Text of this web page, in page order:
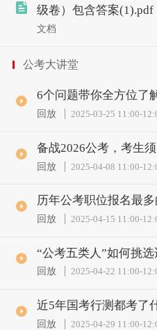
级卷）包含答案(1).pdf
文档
公考大讲堂
6个问题带你全方位了
回放 2025-03-25 11:00-
备战2026公考，考生
回放 2025-04-08 11:00-
历年公考职位报名最
回放 2025-04-15 11:00-
“公考五类人”如何挑
回放 2025-04-22 11:00-
近5年国考行测都考了
回放 2025-04-29 11:00-